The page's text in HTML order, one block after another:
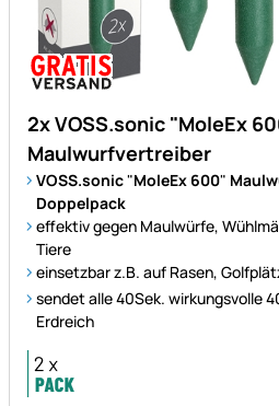
2x VOSS.sonic "MoleEx
Maulwurfvertreiber
VOSS.sonic"MoleEx 600"
Doppelpack
effektiv gegen Maulwürfe,
Tiere
einsetzbar z.B. auf Rasen,
sendet alle 40Sek. wirkungsvolle
Erdreich